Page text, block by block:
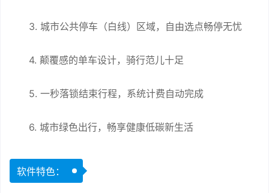
3. 城市公共停车（白线）区域，自由选点畅停无忧
4. 颠覆感的单车设计，骑行范儿十足
5. 一秒落锁结束行程，系统计费自动完成
6. 城市绿色出行，畅享健康低碳新生活
软件特色：